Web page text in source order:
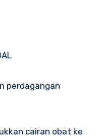
perdagangan
cairan obat ke